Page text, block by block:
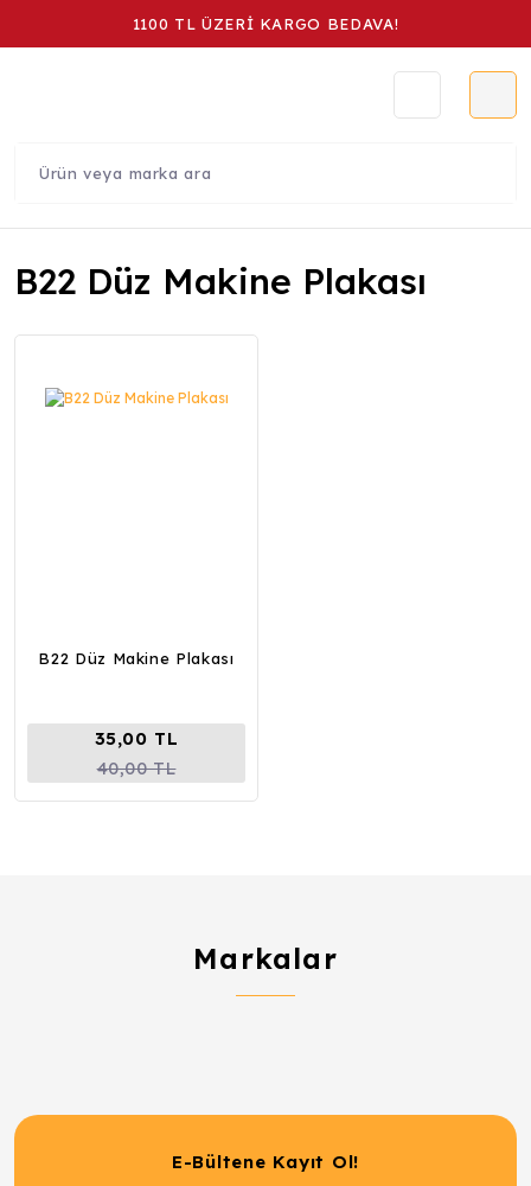
1100 TL ÜZERİ KARGO BEDAVA!
B22 Düz Makine Plakası
B22 Düz Makine Plakası
35,00 TL
40,00 TL
Markalar
E-Bültene Kayıt Ol!